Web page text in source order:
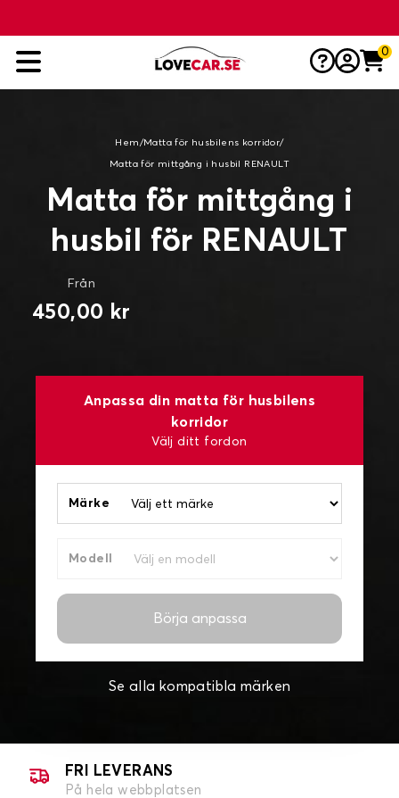
0
Hem /Matta för husbilens korridor/
Matta för mittgång i husbil RENAULT
Matta för mittgång i
husbil för RENAULT
Från
450,00 kr
Anpassa din matta för husbilens
korridor
Välj ditt fordon
Märke
Modell
Börja anpassa
Se alla kompatibla märken
FRI LEVERANS
På hela webbplatsen